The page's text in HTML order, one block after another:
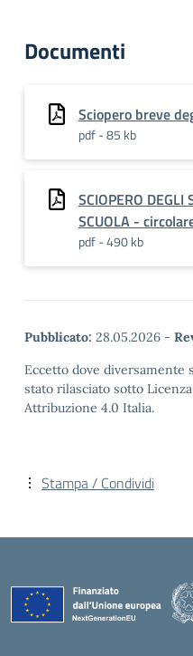
Documenti
Sciopero breve
pdf - 85 kb
SCIOPERO DEGLI
SCUOLA -
pdf - 490 kb
Pubblicato: 28.05.2026 -
Eccetto dove diversamente
stato rilasciato sotto
Attribuzione 4.0 Italia.
Stampa / Condividi